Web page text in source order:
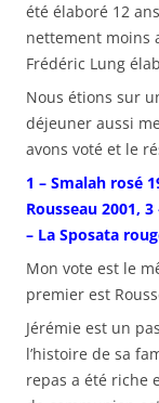
été élaboré 12
nettement moins
Frédéric Lung
Nous étions sur
déjeuner aussi
avons voté et le
1 – Smalah rosé
Rousseau 2001, 3
– La Sposata
Mon vote est le
premier est
Jérémie est un
l’histoire de sa
repas a été riche